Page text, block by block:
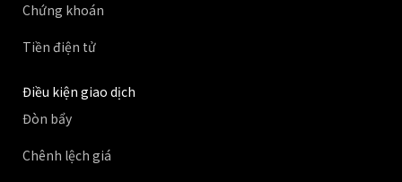
Chứng khoán
Tiền điện tử
Điều kiện giao dịch
Đòn bẩy
Chênh lệch giá